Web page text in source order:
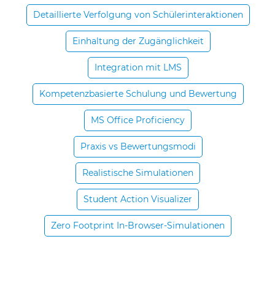
Detaillierte Verfolgung von Schülerinteraktionen
Einhaltung der Zugänglichkeit
Integration mit LMS
Kompetenzbasierte Schulung und Bewertung
MS Office Proficiency
Praxis vs Bewertungsmodi
Realistische Simulationen
Student Action Visualizer
Zero Footprint In-Browser-Simulationen